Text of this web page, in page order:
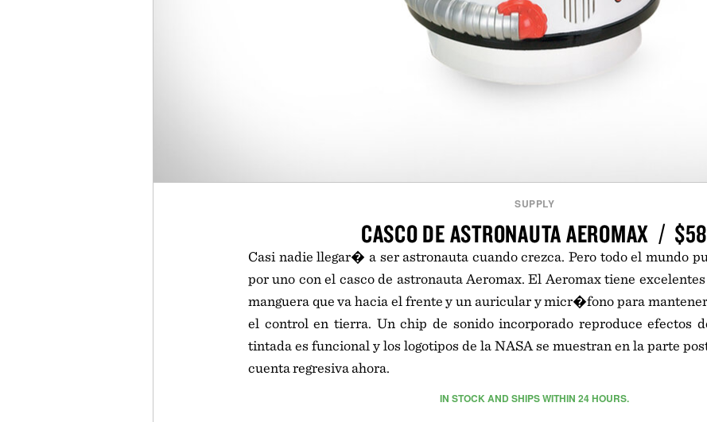
SUPPLY
CASCO DE ASTRONAUTA AEROMAX / $58
Casi nadie llegar� a ser astronauta cuando crezca. Pero todo el mundo
por uno con el casco de astronauta Aeromax. El Aeromax tiene
manguera que va hacia el frente y un auricular y micr�fono para
el control en tierra. Un chip de sonido incorporado reproduce efectos
tintada es funcional y los logotipos de la NASA se muestran en la parte
cuenta regresiva ahora.
IN STOCK AND SHIPS WITHIN 24 HOURS.